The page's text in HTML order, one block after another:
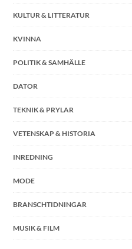
KULTUR & LITTERATUR
KVINNA
POLITIK & SAMHÄLLE
DATOR
TEKNIK & PRYLAR
VETENSKAP & HISTORIA
INREDNING
MODE
BRANSCHTIDNINGAR
MUSIK & FILM